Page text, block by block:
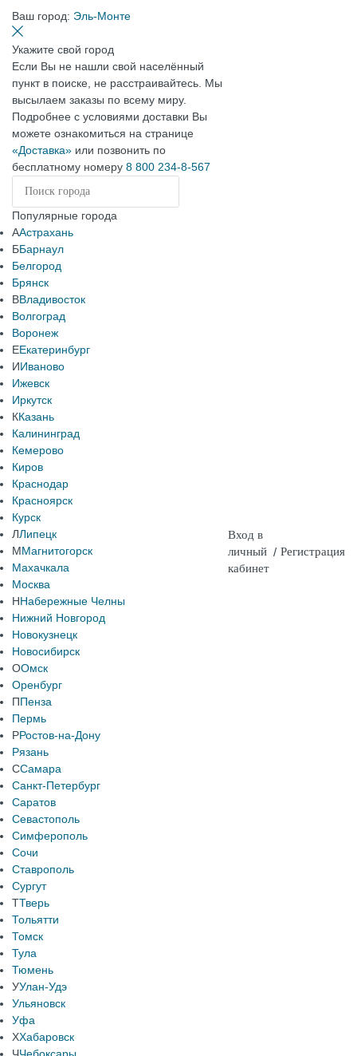
Ваш город: Эль-Монте
Укажите свой город
Если Вы не нашли свой населённый
пункт в поиске, не расстраивайтесь. Мы
высылаем заказы по всему миру.
Подробнее с условиями доставки Вы
можете ознакомиться на странице
«Доставка» или позвонить по
бесплатному номеру 8 800 234-8-567
Популярные города
ААстрахань
ББарнаул
Белгород
Брянск
ВВладивосток
Волгоград
Воронеж
ЕЕкатеринбург
ИИваново
Ижевск
Иркутск
ККазань
Калининград
Кемерово
Киров
Краснодар
Красноярск
Курск
ЛЛипецк
ММагнитогорск
Махачкала
Москва
ННабережные Челны
Нижний Новгород
Новокузнецк
Новосибирск
ООмск
Оренбург
ППенза
Пермь
РРостов-на-Дону
Рязань
ССамара
Санкт-Петербург
Саратов
Севастополь
Симферополь
Сочи
Ставрополь
Сургут
ТТверь
Тольятти
Томск
Тула
Тюмень
УУлан-Удэ
Ульяновск
Уфа
ХХабаровск
Вход в
личный
кабинет
/ Регистрация